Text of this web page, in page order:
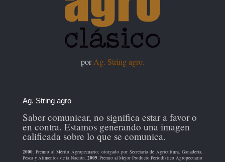
porAg. String agro.
Ag. String agro
Saber comunicar, no significa estar a favor o
en contra. Estamos generando una imagen
calificada sobre lo que se comunica.
2000. Premio al Mérito Agropecuario; otorgado por Secretaría de Agricultura, Ganadería,
Pesca y Alimentos de la Nación. 2009. Premio al Mejor Producto Periodístico Agropecuario